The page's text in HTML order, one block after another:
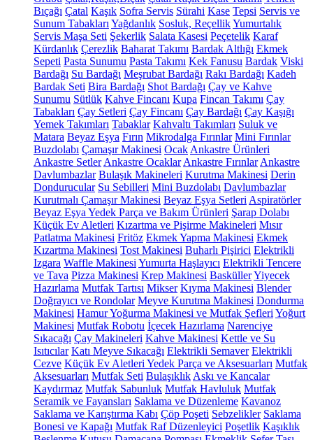
Bıçağı Çatal Kaşık Sofra Servis Sürahi Kase Tepsi Servis ve
Sunum Tabakları Yağdanlık Sosluk, ReçellikYumurtalık
Servis Maşa Seti Şekerlik Salata Kasesi Peçetelik Karaf
Kürdanlık Çerezlik Baharat Takımı Bardak Altlığı Ekmek
Sepeti Pasta Sunumu Pasta Takımı Kek Fanusu Bardak Viski
Bardağı Su Bardağı Meşrubat Bardağı Rakı Bardağı Kadeh
Bardak Seti Bira Bardağı Shot Bardağı Çay ve Kahve
Sunumu Sütlük Kahve Fincanı Kupa Fincan Takımı Çay
Tabakları Çay Setleri Çay Fincanı Çay Bardağı Çay Kaşığı
Yemek Takımları Tabaklar Kahvaltı Takımları Suluk ve
Matara Beyaz Eşya Fırın Mikrodalga Fırınlar Mini Fırınlar
Buzdolabı Çamaşır Makinesi Ocak Ankastre Ürünleri
Ankastre Setler Ankastre Ocaklar Ankastre Fırınlar Ankastre
Davlumbazlar Bulaşık Makineleri Kurutma Makinesi Derin
Dondurucular Su Sebilleri Mini Buzdolabı Davlumbazlar
Kurutmalı Çamaşır Makinesi Beyaz Eşya Setleri Aspiratörler
Beyaz Eşya Yedek Parça ve Bakım Ürünleri Şarap Dolabı
Küçük Ev Aletleri Kızartma ve Pişirme Makineleri Mısır
Patlatma Makinesi Fritöz Ekmek Yapma Makinesi Ekmek
Kızartma Makinesi Tost Makinesi Buharlı Pişirici Elektrikli
Izgara Waffle Makinesi Yumurta Haşlayıcı Elektrikli Tencere
ve Tava Pizza Makinesi Krep Makinesi BasküllerYiyecek
Hazırlama Mutfak Tartısı Mikser Kıyma Makinesi Blender
Doğrayıcı ve Rondolar Meyve Kurutma Makinesi Dondurma
Makinesi Hamur Yoğurma Makinesi ve Mutfak Şefleri Yoğurt
Makinesi Mutfak Robotu İçecek Hazırlama Narenciye
Sıkacağı Çay Makineleri Kahve Makinesi Kettle ve Su
Isıtıcılar Katı Meyve Sıkacağı Elektrikli Semaver Elektrikli
Cezve Küçük Ev Aletleri Yedek Parça ve Aksesuarları Mutfak
Aksesuarları Mutfak Seti Bulaşıklık Askı ve Kancalar
Kaydırmaz Mutfak Sabunluk Mutfak Havluluk Mutfak
Seramik ve Fayansları Saklama ve Düzenleme Kavanoz
Saklama ve Karıştırma Kabı Çöp Poşeti Sebzelikler Saklama
Bonesi ve Kapağı Mutfak Raf Düzenleyici Poşetlik Kaşıklık